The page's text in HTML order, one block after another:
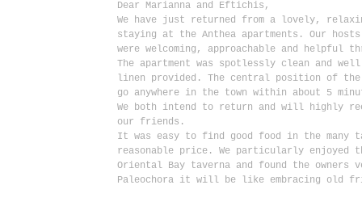
        Dear Marianna and Eftichis,
We have just returned from a lovely,
staying at the Anthea apartments. Our
were welcoming, approachable and helpful
The apartment was spotlessly clean and
linen provided. The central position of
go anywhere in the town within about 5
We both intend to return and will highly
        our friends.
It was easy to find good food in the many
reasonable price. We particularly enjoyed
Oriental Bay taverna and found the owners
Paleochora it will be like embracing old